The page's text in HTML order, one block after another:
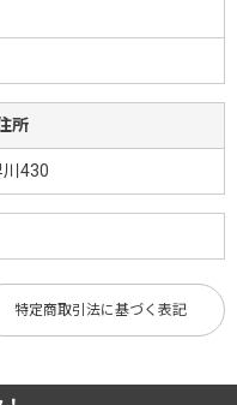
所
430
特定商取引法に基づく表記